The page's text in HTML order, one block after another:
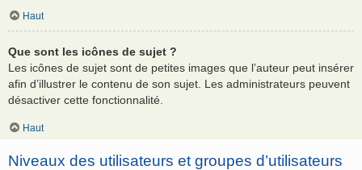
Haut
Que sont les icônes de sujet ?
Les icônes de sujet sont de petites images que l’auteur peut insérer
afin d’illustrer le contenu de son sujet. Les administrateurs peuvent
désactiver cette fonctionnalité.
Haut
Niveaux des utilisateurs et groupes d’utilisateurs